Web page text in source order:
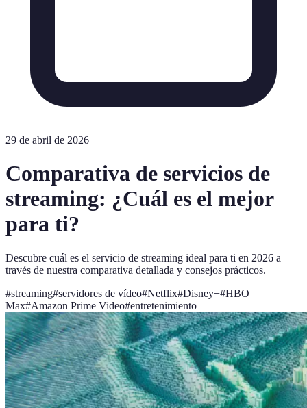
29 de abril de 2026
Comparativa de servicios de
streaming: ¿Cuál es el mejor
para ti?
Descubre cuál es el servicio de streaming ideal para ti en 2026 a
través de nuestra comparativa detallada y consejos prácticos.
#streaming#servidores de vídeo#Netflix#Disney+#HBO
Max#Amazon Prime Video#entretenimiento